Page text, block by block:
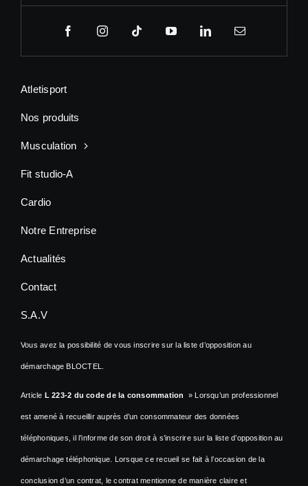
Atletisport
Nos produits
Musculation
Fit studio-A
Cardio
Notre Entreprise
Actualités
Contact
S.A.V
Vous avez la possibilité de vous inscrire sur la liste d’opposition au
démarchage BLOCTEL.
Article L 223-2 du code de la consommation » Lorsqu’un professionnel
est amené à recueillir auprès d’un consommateur des données
téléphoniques, il l’informe de son droit à s’inscrire sur la liste d’opposition au
démarchage téléphonique. Lorsque ce recueil se fait à l’occasion de la
conclusion d’un contrat, le contrat mentionne de manière claire et